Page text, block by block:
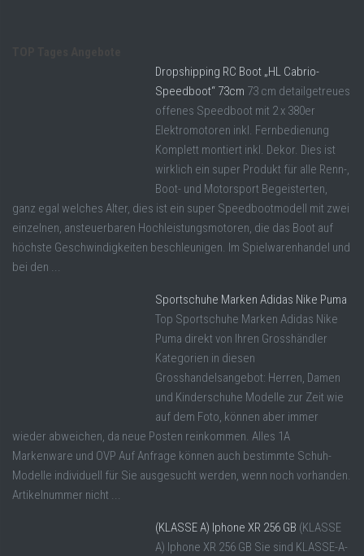
Dropshipping RC Boot „HL Cabrio-
Speedboot“ 73cm 73 cm detailgetreues
offenes Speedboot mit 2 x 380er
Elektromotoren inkl. Fernbedienung
Komplett montiert inkl. Dekor. Dies ist
wirklich ein super Produkt für alle Renn-,
Boot- und Motorsport Begeisterten,
ganz egal welches Alter, dies ist ein super Speedbootmodell mit zwei
einzelnen, ansteuerbaren Hochleistungsmotoren, die das Boot auf
höchste Geschwindigkeiten beschleunigen. Im Spielwarenhandel und
bei den ...
Sportschuhe Marken Adidas Nike Puma
Top Sportschuhe Marken Adidas Nike
Puma direkt von Ihren Grosshändler
Kategorien in diesen
Grosshandelsangebot: Herren, Damen
und Kinderschuhe Modelle zur Zeit wie
auf dem Foto, können aber immer
wieder abweichen, da neue Posten reinkommen. Alles 1A
Markenware und OVP Auf Anfrage können auch bestimmte Schuh-
Modelle individuell für Sie ausgesucht werden, wenn noch vorhanden.
Artikelnummer nicht ...
(KLASSE A) Iphone XR 256 GB (KLASSE
A) Iphone XR 256 GB Sie sind KLASSE-A-